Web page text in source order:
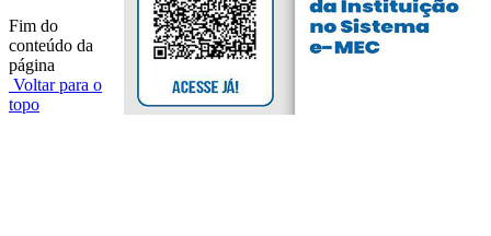
Fim do
conteúdo da
página
Voltar para o
topo